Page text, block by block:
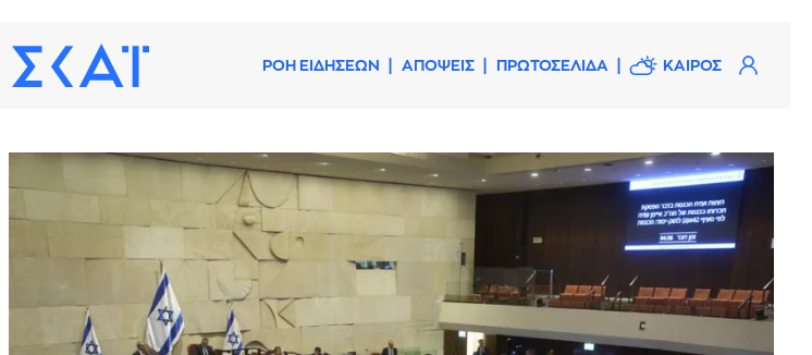
ΡΟΗ ΕΙΔΗΣΕΩΝ ΑΠΟΨΕΙΣ ΠΡΩΤΟΣΕΛΙΔΑ ΚΑΙΡΟΣ